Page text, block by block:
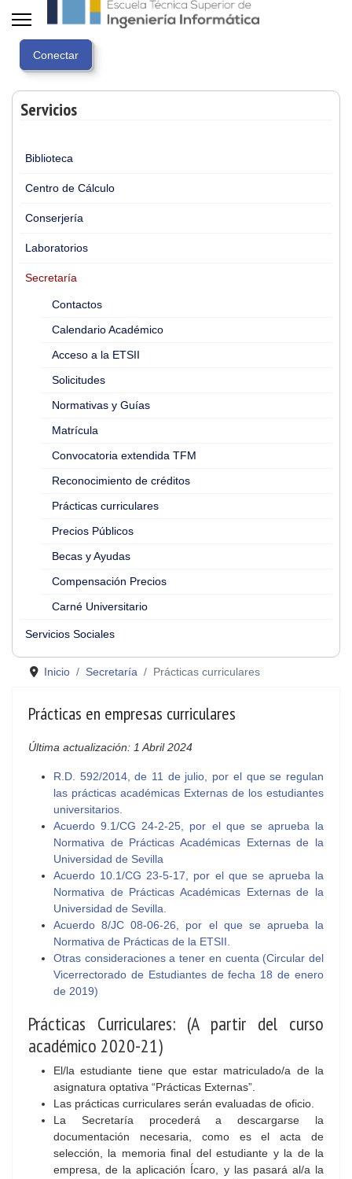
Servicios
Biblioteca
Centro de Cálculo
Conserjería
Laboratorios
Secretaría
Contactos
Calendario Académico
Acceso a la ETSII
Solicitudes
Normativas y Guías
Matrícula
Convocatoria extendida TFM
Reconocimiento de créditos
Prácticas curriculares
Precios Públicos
Becas y Ayudas
Compensación Precios
Carné Universitario
Servicios Sociales
Inicio Secretaría Prácticas curriculares
Prácticas en empresas curriculares
Última actualización: 1 Abril 2024
R.D. 592/2014, de 11 de julio, por el que se regulan
las prácticas académicas Externas de los estudiantes
universitarios.
Acuerdo 9.1/CG 24-2-25, por el que se aprueba la
Normativa de Prácticas Académicas Externas de la
Universidad de Sevilla
Acuerdo 10.1/CG 23-5-17, por el que se aprueba la
Normativa de Prácticas Académicas Externas de la
Universidad de Sevilla.
Acuerdo 8/JC 08-06-26, por el que se aprueba la
Normativa de Prácticas de la ETSII.
Otras consideraciones a tener en cuenta (Circular del
Vicerrectorado de Estudiantes de fecha 18 de enero
de 2019)
Prácticas Curriculares: (A partir del curso
académico 2020-21)
El/la estudiante tiene que estar matriculado/a de la
asignatura optativa “Prácticas Externas”.
Las prácticas curriculares serán evaluadas de oficio.
La Secretaría procederá a descargarse la
documentación necesaria, como es el acta de
selección, la memoria final del estudiante y la de la
empresa, de la aplicación Ícaro, y las pasará al/a la